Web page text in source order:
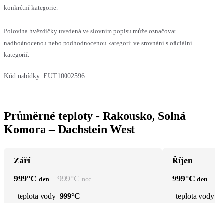
konkrétní kategorie.
Polovina hvězdičky uvedená ve slovním popisu může označovat
nadhodnocenou nebo podhodnocenou kategorii ve srovnání s oficiální
kategorií.
Kód nabídky: EUT10002596
Průměrné teploty - Rakousko, Solná
Komora – Dachstein West
Září
999°C den 999°C noc
teplota vody 999°C
Říjen
999°C den
teplota vody